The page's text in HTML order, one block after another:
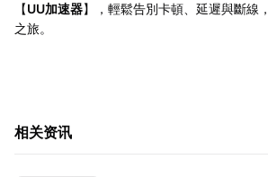
【UU加速器】，輕鬆告別卡頓、延遲與斷線
之旅。
相关资讯